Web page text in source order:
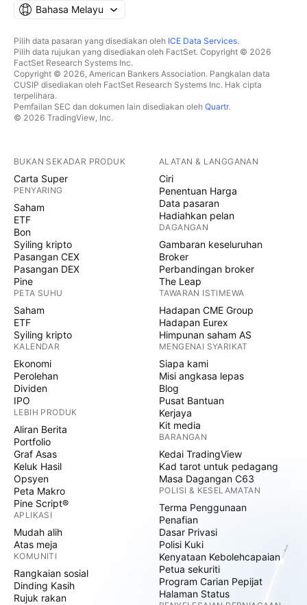
Bahasa Melayu
Pilih data pasaran yang disediakan oleh ICE Data Services.
Pilih data rujukan yang disediakan oleh FactSet. Copyright © 2026
FactSet Research Systems Inc.
Copyright © 2026, American Bankers Association. Pangkalan data
CUSIP disediakan oleh FactSet Research Systems Inc. Hak cipta
terpelihara.
Pemfailan SEC dan dokumen lain disediakan oleh Quartr.
© 2026 TradingView, Inc.
BUKAN SEKADAR PRODUK
Carta Super
PENYARING
Saham
ETF
Bon
Syiling kripto
Pasangan CEX
Pasangan DEX
Pine
PETA SUHU
Saham
ETF
Syiling kripto
KALENDAR
Ekonomi
Perolehan
Dividen
IPO
LEBIH PRODUK
Aliran Berita
Portfolio
Graf Asas
Keluk Hasil
Opsyen
Peta Makro
Pine Script®
APLIKASI
Mudah alih
Atas meja
KOMUNITI
Rangkaian sosial
Dinding Kasih
Rujuk rakan
ALATAN & LANGGANAN
Ciri
Penentuan Harga
Data pasaran
Hadiahkan pelan
DAGANGAN
Gambaran keseluruhan
Broker
Perbandingan broker
The Leap
TAWARAN ISTIMEWA
Hadapan CME Group
Hadapan Eurex
Himpunan saham AS
MENGENAI SYARIKAT
Siapa kami
Misi angkasa lepas
Blog
Pusat Bantuan
Kerjaya
Kit media
BARANGAN
Kedai TradingView
Kad tarot untuk pedagang
Masa Dagangan C63
POLISI & KESELAMATAN
Terma Penggunaan
Penafian
Dasar Privasi
Polisi Kuki
Kenyataan Kebolehcapaian
Petua sekuriti
Program Carian Pepijat
Halaman Status